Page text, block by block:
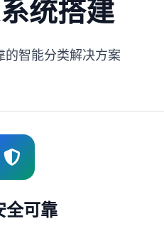
统搭建
的智能分类解决方案
全可靠